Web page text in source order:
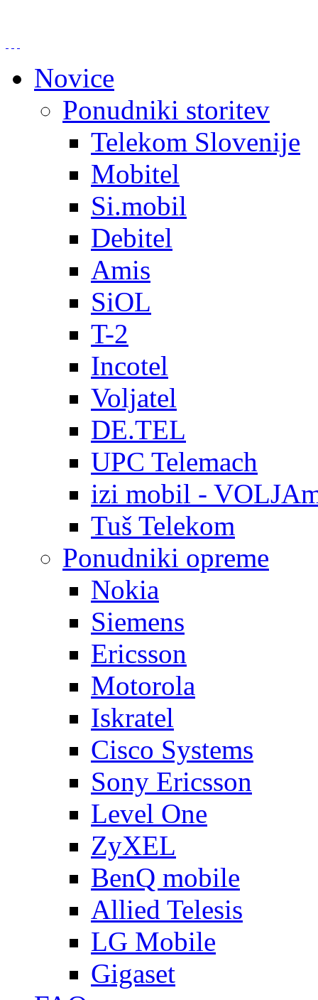
Novice
Ponudniki storitev
Telekom Slovenije
Mobitel
Si.mobil
Debitel
Amis
SiOL
T-2
Incotel
Voljatel
DE.TEL
UPC Telemach
izi mobil -
Tuš Telekom
Ponudniki opreme
Nokia
Siemens
Ericsson
Motorola
Iskratel
Cisco Systems
Sony Ericsson
Level One
ZyXEL
BenQ mobile
Allied Telesis
LG Mobile
Gigaset